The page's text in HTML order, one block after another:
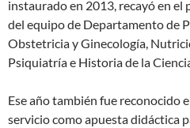
instaurado en 2013, recayó en el
del equipo de Departamento de
Obstetricia y Ginecología,
Psiquiatría e Historia de la
Ese año también fue reconocido
servicio como apuesta didáctica